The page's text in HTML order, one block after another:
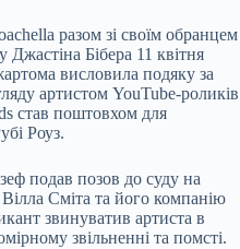
разом зі своїм обранцем
Бібера 11 квітня
висловила подяку за
артистом YouTube-роликів
став поштовхом для
Роуз.
подав позов до суду на
Сміта та його компанію
звинуватив артиста в
звільненні та помсті.